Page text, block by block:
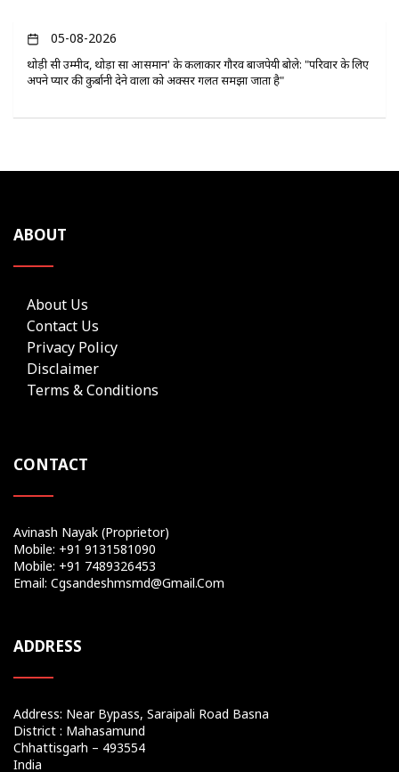
05-08-2026
थोड़ी सी उम्मीद, थोड़ा सा आसमान' के कलाकार गौरव बाजपेयी बोले: "परिवार के लिए
अपने प्यार की कुर्बानी देने वालों को अक्सर गलत समझा जाता है"
ABOUT
About Us
Contact Us
Privacy Policy
Disclaimer
Terms & Conditions
CONTACT
Avinash Nayak (Proprietor)
Mobile: +91 9131581090
Mobile: +91 7489326453
Email: Cgsandeshmsmd@gmail.com
ADDRESS
Address: Near Bypass, Saraipali Road Basna
District : Mahasamund
Chhattisgarh – 493554
India